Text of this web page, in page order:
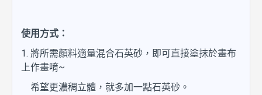
使用方式：
1. 將所需顏料適量混合石英砂，即可直接塗抹於畫布
上作畫唷~
希望更濃稠立體，就多加一點石英砂。